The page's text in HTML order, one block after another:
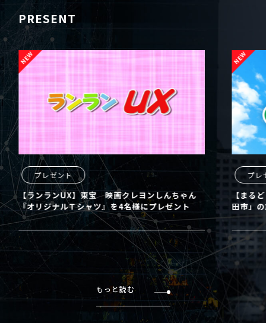
PRESENT
プレゼント
【ランランUX】東宝 映画クレヨンしんちゃん
『オリジナルＴシャツ』を4名様にプレゼント
プレ
【まる
田市」
もっと読む